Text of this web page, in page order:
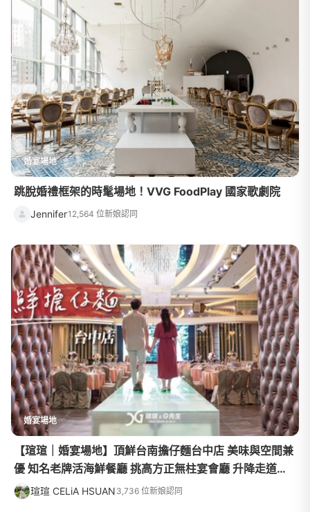
婚宴場地
跳脫婚禮框架的時髦場地！VVG FoodPlay 國家歌劇院
Jennifer12,564 位新娘認同
婚宴場地
【瑄瑄｜婚宴場地】頂鮮台南擔仔麵台中店 美味與空間兼
優 知名老牌活海鮮餐廳 挑高方正無柱宴會廳 升降走道、
纜車巨星般進場
瑄瑄 CELiA HSUAN 3,736 位新娘認同